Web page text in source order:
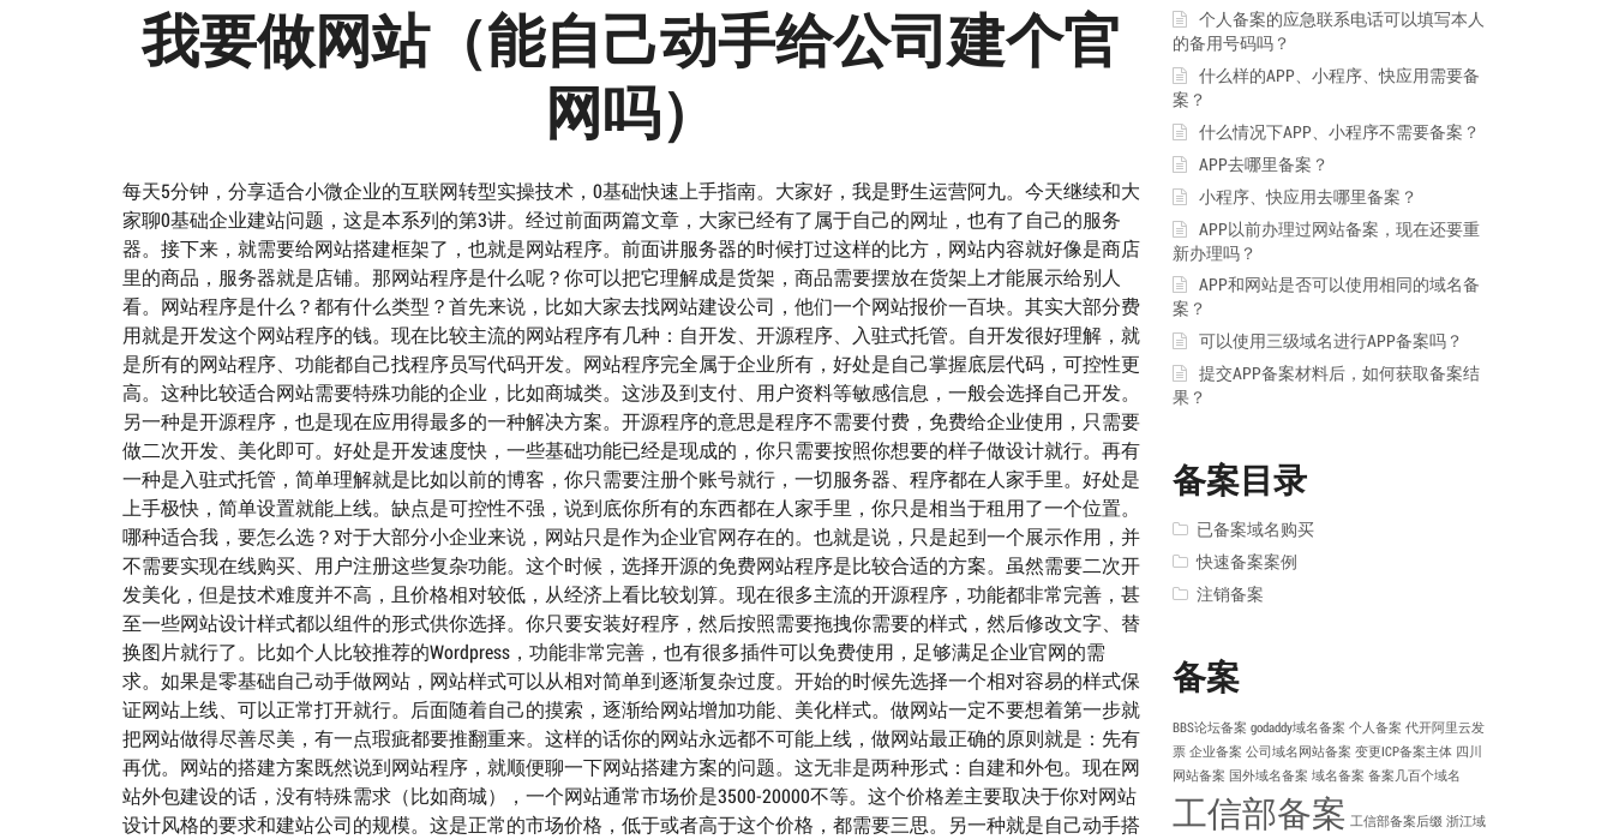
我要做网站（能自己动手给公司建个官
网吗）
每天5分钟，分享适合小微企业的互联网转型实操技术，0基础快速上手指南。大家好，我是野生运营阿九。今天继续和大
家聊0基础企业建站问题，这是本系列的第3讲。经过前面两篇文章，大家已经有了属于自己的网址，也有了自己的服务
器。接下来，就需要给网站搭建框架了，也就是网站程序。前面讲服务器的时候打过这样的比方，网站内容就好像是商店
里的商品，服务器就是店铺。那网站程序是什么呢？你可以把它理解成是货架，商品需要摆放在货架上才能展示给别人
看。网站程序是什么？都有什么类型？首先来说，比如大家去找网站建设公司，他们一个网站报价一百块。其实大部分费
用就是开发这个网站程序的钱。现在比较主流的网站程序有几种：自开发、开源程序、入驻式托管。自开发很好理解，就
是所有的网站程序、功能都自己找程序员写代码开发。网站程序完全属于企业所有，好处是自己掌握底层代码，可控性更
高。这种比较适合网站需要特殊功能的企业，比如商城类。这涉及到支付、用户资料等敏感信息，一般会选择自己开发。
另一种是开源程序，也是现在应用得最多的一种解决方案。开源程序的意思是程序不需要付费，免费给企业使用，只需要
做二次开发、美化即可。好处是开发速度快，一些基础功能已经是现成的，你只需要按照你想要的样子做设计就行。再有
一种是入驻式托管，简单理解就是比如以前的博客，你只需要注册个账号就行，一切服务器、程序都在人家手里。好处是
上手极快，简单设置就能上线。缺点是可控性不强，说到底你所有的东西都在人家手里，你只是相当于租用了一个位置。
哪种适合我，要怎么选？对于大部分小企业来说，网站只是作为企业官网存在的。也就是说，只是起到一个展示作用，并
不需要实现在线购买、用户注册这些复杂功能。这个时候，选择开源的免费网站程序是比较合适的方案。虽然需要二次开
发美化，但是技术难度并不高，且价格相对较低，从经济上看比较划算。现在很多主流的开源程序，功能都非常完善，甚
至一些网站设计样式都以组件的形式供你选择。你只要安装好程序，然后按照需要拖拽你需要的样式，然后修改文字、替
换图片就行了。比如个人比较推荐的Wordpress，功能非常完善，也有很多插件可以免费使用，足够满足企业官网的需
求。如果是零基础自己动手做网站，网站样式可以从相对简单到逐渐复杂过度。开始的时候先选择一个相对容易的样式保
证网站上线、可以正常打开就行。后面随着自己的摸索，逐渐给网站增加功能、美化样式。做网站一定不要想着第一步就
把网站做得尽善尽美，有一点瑕疵都要推翻重来。这样的话你的网站永远都不可能上线，做网站最正确的原则就是：先有
再优。网站的搭建方案既然说到网站程序，就顺便聊一下网站搭建方案的问题。这无非是两种形式：自建和外包。现在网
站外包建设的话，没有特殊需求（比如商城），一个网站通常市场价是3500-20000不等。这个价格差主要取决于你对网站
设计风格的要求和建站公司的规模。这是正常的市场价格，低于或者高于这个价格，都需要三思。另一种就是自己动手搭
个人备案的应急联系电话可以填写本人
的备用号码吗？
什么样的APP、小程序、快应用需要备
案？
什么情况下APP、小程序不需要备案？
APP去哪里备案？
小程序、快应用去哪里备案？
APP以前办理过网站备案，现在还要重
新办理吗？
APP和网站是否可以使用相同的域名备
案？
可以使用三级域名进行APP备案吗？
提交APP备案材料后，如何获取备案结
果？
备案目录
已备案域名购买
快速备案案例
注销备案
备案
BBS论坛备案 godaddy域名备案 个人备案 代开阿里云发
票 企业备案 公司域名网站备案 变更ICP备案主体 四川
网站备案 国外域名备案 域名备案 备案几百个域名
工信部备案 工信部备案后缀 浙江域